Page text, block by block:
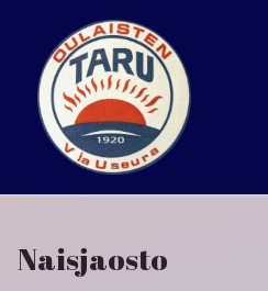
sisältöön
Naisjaosto